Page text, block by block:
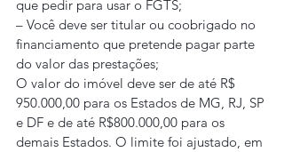
que pedir para usar o FGTS;
– Você deve ser titular ou coobrigado no
financiamento que pretende pagar parte
do valor das prestações;
O valor do imóvel deve ser de até R$
950.000,00 para os Estados de MG, RJ, SP
e DF e de até R$800.000,00 para os
demais Estados. O limite foi ajustado, em